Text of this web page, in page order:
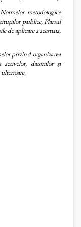
metodologice
publice, Planul
de aplicare a acestuia,
privind organizarea
activelor, datoriilor și